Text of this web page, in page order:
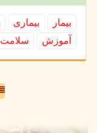
بیمار بیماری
آموزش
سلامت